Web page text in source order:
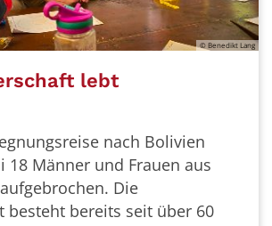
© Benedikt Lang
lebt
nach Bolivien
18 Männer und Frauen aus
Die
besteht bereits seit über 60